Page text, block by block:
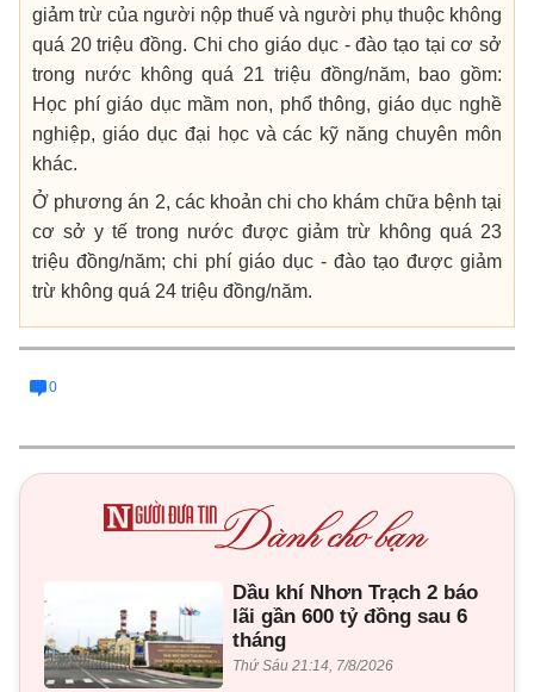
giảm trừ của người nộp thuế và người phụ thuộc không
quá 20 triệu đồng. Chi cho giáo dục - đào tạo tại cơ sở
trong nước không quá 21 triệu đồng/năm, bao gồm:
Học phí giáo dục mầm non, phổ thông, giáo dục nghề
nghiệp, giáo dục đại học và các kỹ năng chuyên môn
khác.
Ở phương án 2, các khoản chi cho khám chữa bệnh tại
cơ sở y tế trong nước được giảm trừ không quá 23
triệu đồng/năm; chi phí giáo dục - đào tạo được giảm
trừ không quá 24 triệu đồng/năm.
0
Dầu khí Nhơn Trạch 2 báo
lãi gần 600 tỷ đồng sau 6
tháng
Thứ Sáu 21:14, 7/8/2026